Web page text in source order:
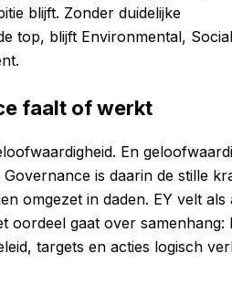
blijft. Zonder duidelijke
top, blijft Environmental,
faalt of werkt
En
is daarin de stille
omgezet in daden. EY velt als
oordeel gaat over samenhang:
targets en acties logisch